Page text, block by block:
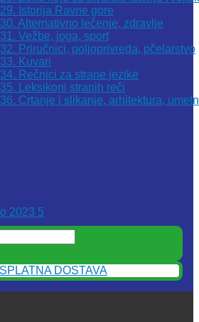
29. Istorija Ravne gore
30. Alternativno lečenje, zdravlje
31. Vežbe, joga, sport
32. Priručnici, poljoprivreda, pčelarstvo
33. Kuvari
34. Rečnici za strane jezike
35. Leksikoni stranih reči
36. Crtanje i slikanje, arhitektura,